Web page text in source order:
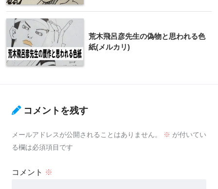
荒木飛呂彦先生の偽物と思われる色
紙(メルカリ)
コメントを残す
メールアドレスが公開されることはありません。 ※ が付いてい
る欄は必須項目です
コメント ※